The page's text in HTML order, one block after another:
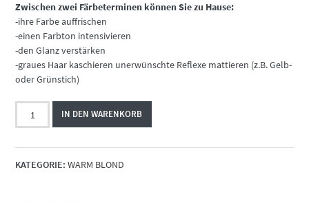
€31,95€24,95.
Zwischen zwei Färbeterminen können Sie zu Hause:
-ihre Farbe auffrischen
-einen Farbton intensivieren
-den Glanz verstärken
-graues Haar kaschieren unerwünschte Reflexe mattieren (z.B. Gelb-
oder Grünstich)
Color
Refresh
Menge
IN DEN WARENKORB
KATEGORIE: WARM BLOND